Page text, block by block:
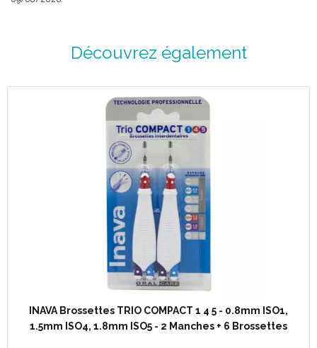
Découvrez également
INAVA Brossettes TRIO COMPACT 1 4 5 - 0.8mm ISO1,
1.5mm ISO4, 1.8mm ISO5 - 2 Manches + 6 Brossettes